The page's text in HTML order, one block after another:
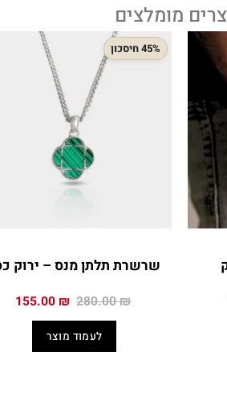
מומלצים
45% חיסכון
שרשרת תלתן מנס – ירוק
280.00₪ המחיר
280.00 ₪.
155.00 ₪
לעמוד מוצר